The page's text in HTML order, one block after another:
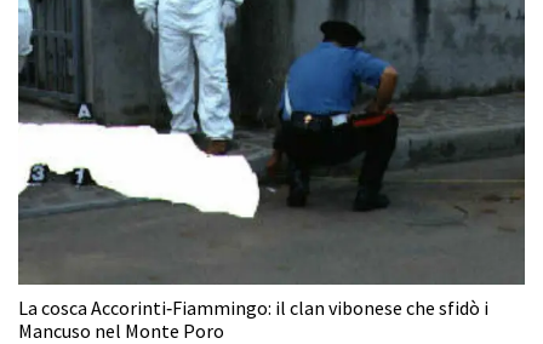
La cosca Accorinti‑Fiammingo: il clan vibonese che sfidò i
Mancuso nel Monte Poro